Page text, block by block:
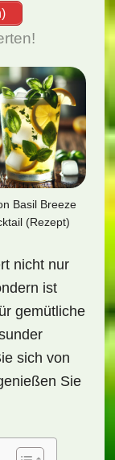
Basil Breeze
(Rezept)
nicht nur
ist
gemütliche
sich von
Sie